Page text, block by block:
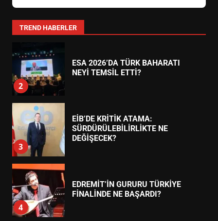
TREND HABERLER
1
HAREKETE GEÇİYOR: GÖZLER
2
ESA 2026’DA TÜRK BAHARATI
NEYİ TEMSİL ETTİ?
3
EİB’DE KRİTİK ATAMA:
SÜRDÜRÜLEBİLİRLİKTE NE
DEĞİŞECEK?
4
EDREMİT’İN GURURU TÜRKİYE
FİNALİNDE NE BAŞARDI?